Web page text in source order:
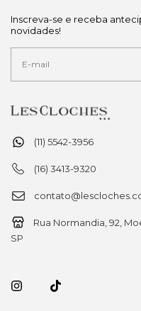
(11) 5542-3956
(16) 3413-9320
Rua Normandia, 92,
SP
Inscreva-se e receba
novidades!